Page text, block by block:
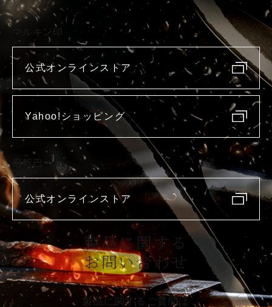
マルキン印
公式オンラインストア
Yahoo!ショッピング
庖斬巴
公式オンラインストア
製品に関する
お問い合わせ
製品に関するご質問は